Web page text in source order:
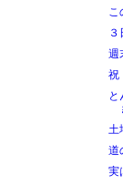
こ
週
祝
と
土
道
実